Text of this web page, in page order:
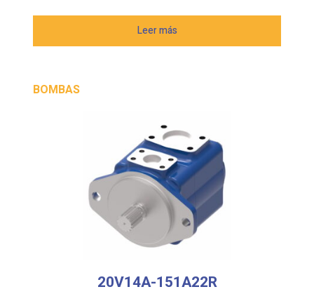
Leer más
BOMBAS
20V14A-151A22R